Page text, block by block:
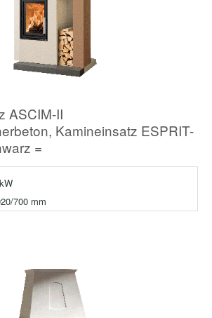
ASCIM-II
Kamineinsatz ESPRIT-
=
700 mm